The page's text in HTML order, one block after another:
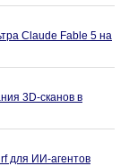
Claude Fable 5 на
3D-сканов в
для ИИ-агентов